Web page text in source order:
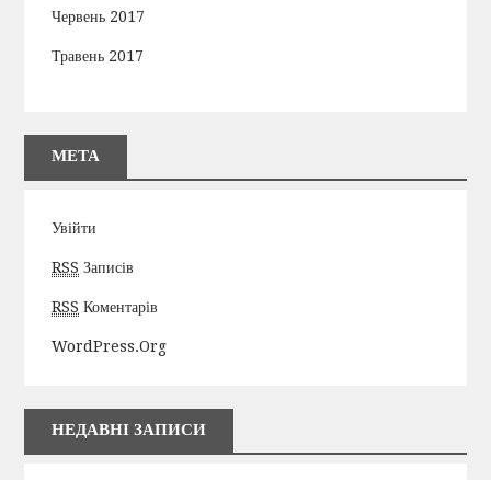
Червень 2017
Травень 2017
МЕТА
Увійти
RSS Записів
RSS Коментарів
WordPress.org
НЕДАВНІ ЗАПИСИ